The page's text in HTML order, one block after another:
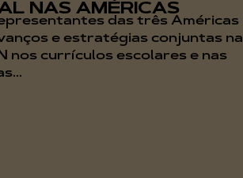
NAS AMÉRICAS
das três Américas
e estratégias conjuntas na
nos currículos escolares e nas